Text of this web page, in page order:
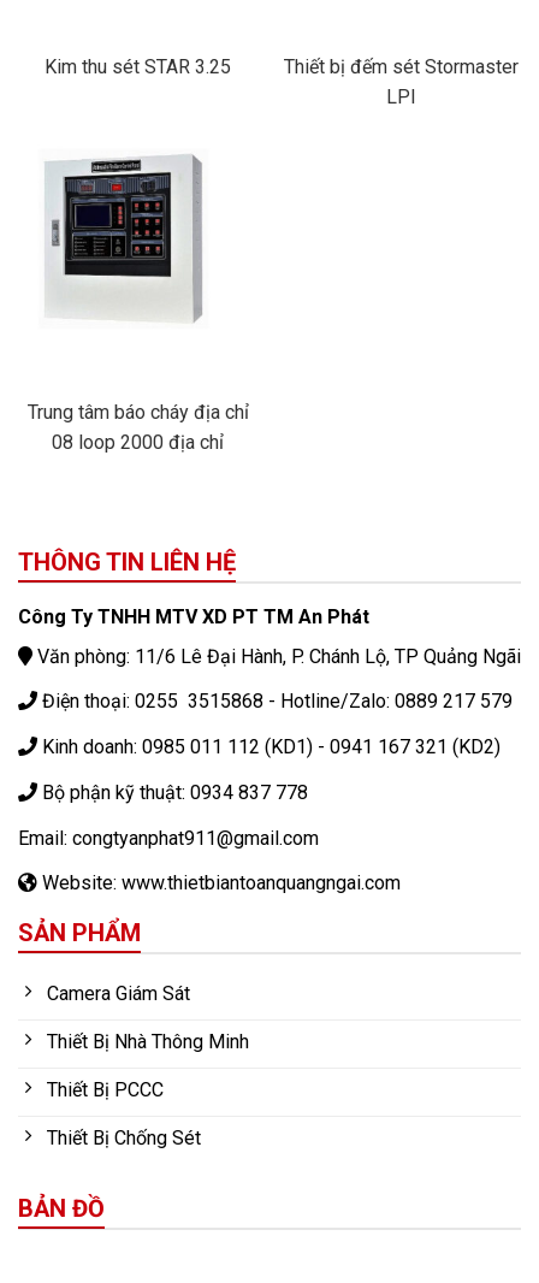
Kim thu sét STAR 3.25
Thiết bị đếm sét Stormaster
LPI
Trung tâm báo cháy địa chỉ
08 loop 2000 địa chỉ
THÔNG TIN LIÊN HỆ
Công Ty TNHH MTV XD PT TM An Phát
Văn phòng: 11/6 Lê Đại Hành, P. Chánh Lộ, TP Quảng Ngãi
Điện thoại: 0255 3515868 - Hotline/Zalo: 0889 217 579
Kinh doanh: 0985 011 112 (KD1) - 0941 167 321 (KD2)
Bộ phận kỹ thuật: 0934 837 778
Email: congtyanphat911@gmail.com
Website: www.thietbiantoanquangngai.com
SẢN PHẨM
Camera Giám Sát
Thiết Bị Nhà Thông Minh
Thiết Bị PCCC
Thiết Bị Chống Sét
BẢN ĐỒ